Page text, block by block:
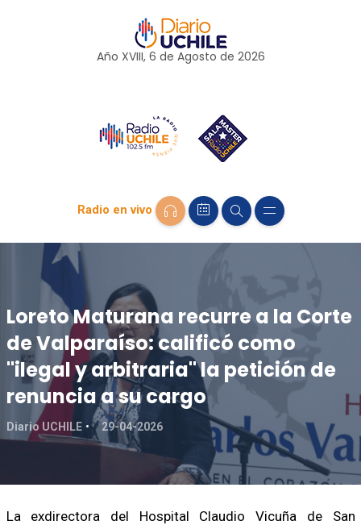
Año XVIII, 6 de Agosto de 2026
Radio en vivo
Loreto Maturana recurre a la Corte
de Valparaíso: calificó como
"ilegal y arbitraria" la petición de
renuncia a su cargo
Diario UCHILE 29-04-2026
La exdirectora del Hospital Claudio Vicuña de San